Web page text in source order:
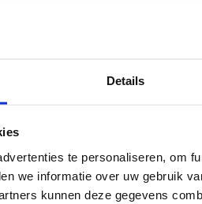
Details
te personaliseren, om
we informatie over uw gebruik
kunnen deze gegevens